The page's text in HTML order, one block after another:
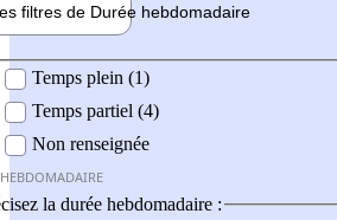
filtres de Durée hebdomadaire
Temps plein (1)
Temps partiel (4)
Non renseignée
la durée hebdomadaire :